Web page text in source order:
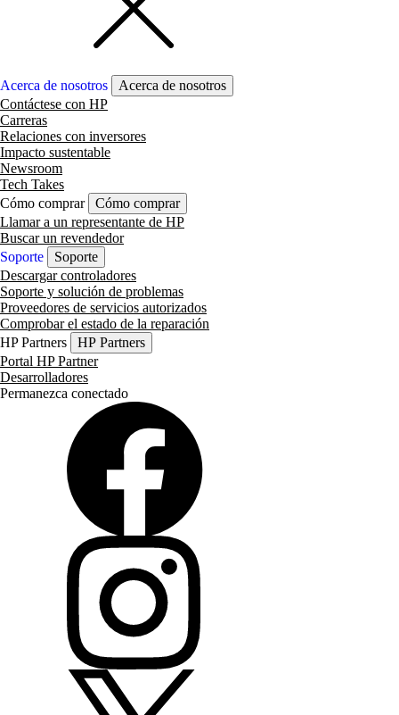
Acerca de nosotros
Acerca de nosotros
Contáctese con HP
Carreras
Relaciones con inversores
Impacto sustentable
Newsroom
Tech Takes
Cómo comprar
Cómo comprar
Llamar a un representante de HP
Buscar un revendedor
Soporte
Soporte
Descargar controladores
Soporte y solución de problemas
Proveedores de servicios autorizados
Comprobar el estado de la reparación
HP Partners
HP Partners
Portal HP Partner
Desarrolladores
Permanezca conectado